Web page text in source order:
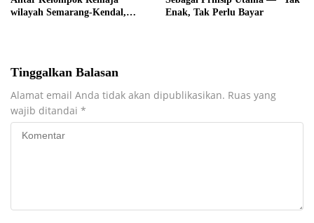
wilayah Semarang-Kendal,
Enak, Tak Perlu Bayar
Tinggalkan Balasan
Alamat email Anda tidak akan dipublikasikan. Ruas yang
wajib ditandai *